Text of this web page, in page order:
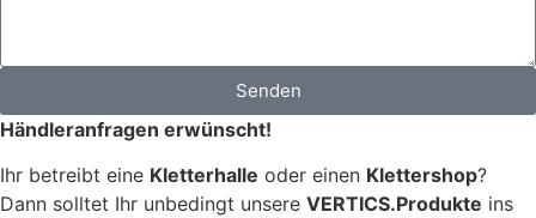
Senden
Händleranfragen erwünscht!
Ihr betreibt eine Kletterhalle oder einen Klettershop?
Dann solltet Ihr unbedingt unsere VERTICS.Produkte ins